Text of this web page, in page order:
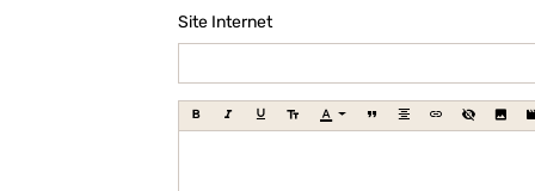
Site Internet